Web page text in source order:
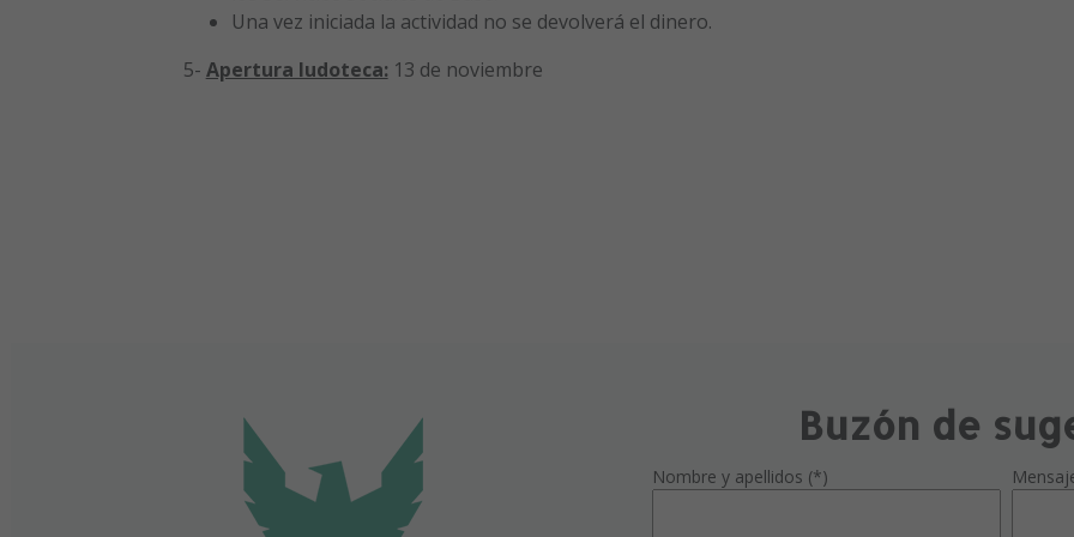
Una vez iniciada la actividad no se devolverá el dinero.
5- Apertura ludoteca: 13 de noviembre
Buzón de
Nombre y apellidos (*)